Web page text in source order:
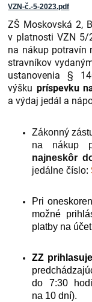
VZN-č.-5-2023.pdf
ZŠ Moskovská 2,
v platnosti VZN 5/
na nákup potravín
stravníkov
ustanovenia §
výšku príspevku
a výdaj jedál a
Zákonný
na nákup
najneskôr
jedálne číslo:
Pri
možné
platby na
ZZ prihlasuje
do 7:30
na 10